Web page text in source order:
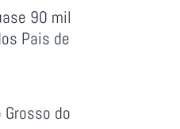
90 mil
Pais de
do